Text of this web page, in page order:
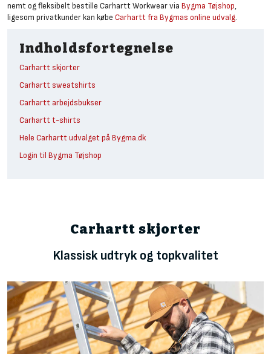
nemt og fleksibelt bestille Carhartt Workwear via Bygma Tøjshop,
ligesom privatkunder kan købe Carhartt fra Bygmas online udvalg.
Indholdsfortegnelse
Carhartt skjorter
Carhartt sweatshirts
Carhartt arbejdsbukser
Carhartt t-shirts
Hele Carhartt udvalget på Bygma.dk
Login til Bygma Tøjshop
Carhartt skjorter
Klassisk udtryk og topkvalitet